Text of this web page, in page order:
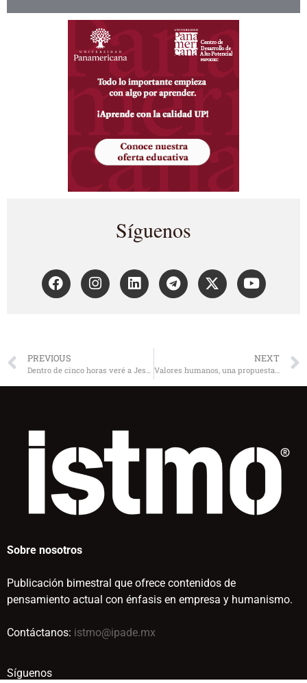
Síguenos
PREVIOUS NEXT
Sobre nosotros
Publicación bimestral que ofrece contenidos de
pensamiento actual con énfasis en empresa y humanismo.
Contáctanos: istmo@ipade.mx
Síguenos